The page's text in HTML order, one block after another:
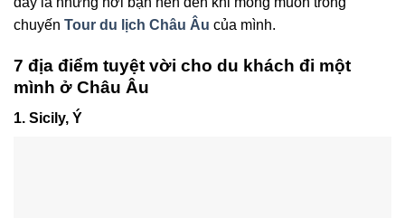
chuyến Tour du lịch Châu Âu của mình.
7 địa điểm tuyệt vời cho du khách đi một
mình ở Châu Âu
1. Sicily, Ý